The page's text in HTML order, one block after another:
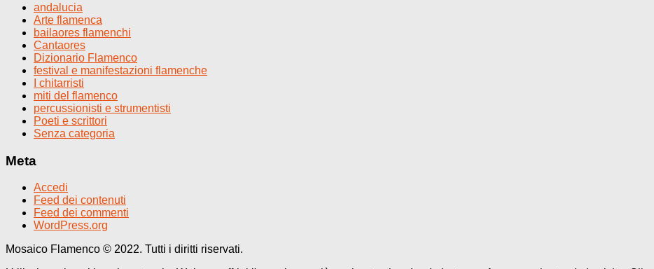
andalucia
Arte flamenca
bailaores flamenchi
Cantaores
Dizionario Flamenco
festival e manifestazioni flamenche
I chitarristi
miti del flamenco
percussionisti e strumentisti
Poeti e scrittori
Senza categoria
Meta
Accedi
Feed dei contenuti
Feed dei commenti
WordPress.org
Mosaico Flamenco © 2022. Tutti i diritti riservati.